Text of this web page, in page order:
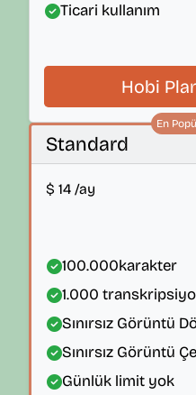
Ticari kullanım
Hobi
En
Standard
$ 14 /ay
100.000karakter
1.000
Sınırsız Görüntü
Sınırsız Görüntü
Günlük limit yok